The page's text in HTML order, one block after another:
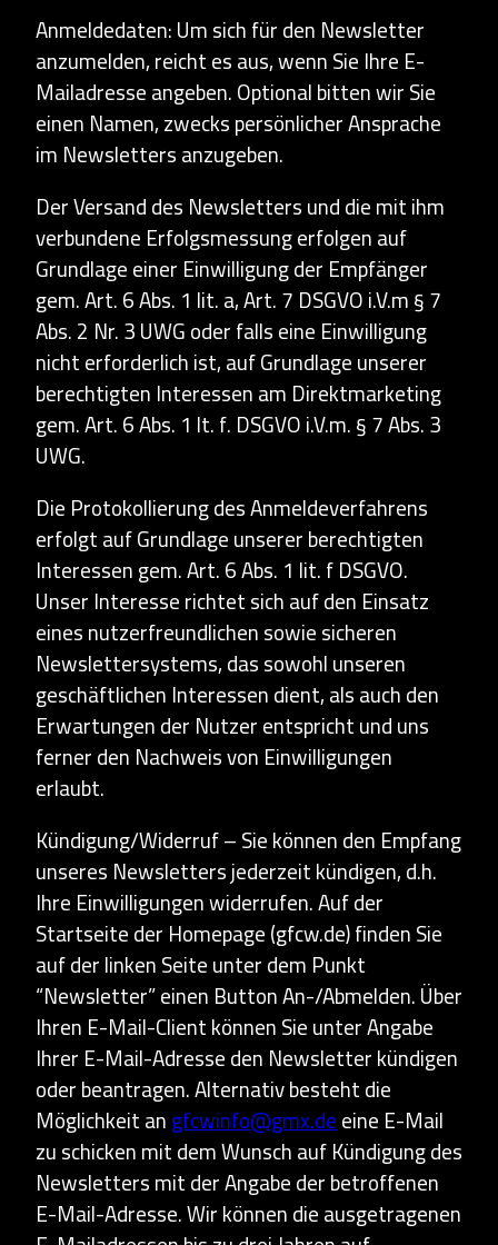
Anmeldedaten: Um sich für den Newsletter
anzumelden, reicht es aus, wenn Sie Ihre E-
Mailadresse angeben. Optional bitten wir Sie
einen Namen, zwecks persönlicher Ansprache
im Newsletters anzugeben.
Der Versand des Newsletters und die mit ihm
verbundene Erfolgsmessung erfolgen auf
Grundlage einer Einwilligung der Empfänger
gem. Art. 6 Abs. 1 lit. a, Art. 7 DSGVO i.V.m § 7
Abs. 2 Nr. 3 UWG oder falls eine Einwilligung
nicht erforderlich ist, auf Grundlage unserer
berechtigten Interessen am Direktmarketing
gem. Art. 6 Abs. 1 lt. f. DSGVO i.V.m. § 7 Abs. 3
UWG.
Die Protokollierung des Anmeldeverfahrens
erfolgt auf Grundlage unserer berechtigten
Interessen gem. Art. 6 Abs. 1 lit. f DSGVO.
Unser Interesse richtet sich auf den Einsatz
eines nutzerfreundlichen sowie sicheren
Newslettersystems, das sowohl unseren
geschäftlichen Interessen dient, als auch den
Erwartungen der Nutzer entspricht und uns
ferner den Nachweis von Einwilligungen
erlaubt.
Kündigung/Widerruf – Sie können den Empfang
unseres Newsletters jederzeit kündigen, d.h.
Ihre Einwilligungen widerrufen. Auf der
Startseite der Homepage (gfcw.de) finden Sie
auf der linken Seite unter dem Punkt
“Newsletter” einen Button An-/Abmelden. Über
Ihren E-Mail-Client können Sie unter Angabe
Ihrer E-Mail-Adresse den Newsletter kündigen
oder beantragen. Alternativ besteht die
Möglichkeit angfcwinfo@gmx.deeine E-Mail
zu schicken mit dem Wunsch auf Kündigung des
Newsletters mit der Angabe der betroffenen
E-Mail-Adresse. Wir können die ausgetragenen